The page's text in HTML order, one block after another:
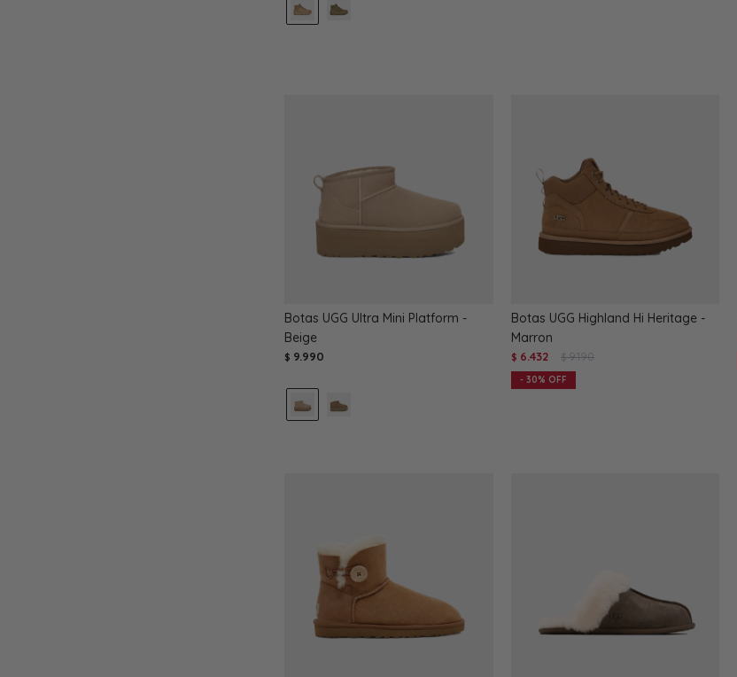
Botas UGG Ultra Mini Platform -
Beige
$ 9.990
Botas UGG Highland Hi Heritage -
Marron
$ 6.432 $ 9.190
30